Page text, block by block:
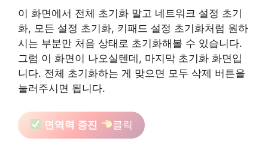
이 화면에서 전체 초기화 말고 네트워크 설정 초기
화, 모든 설정 초기화, 키패드 설정 초기화처럼 원하
시는 부분만 처음 상태로 초기화해볼 수 있습니다.
그럼 이 화면이 나오실텐데, 마지막 초기화 화면입
니다. 전체 초기화하는 게 맞으면 모두 삭제 버튼을
눌러주시면 됩니다.
면역력 증진 클릭